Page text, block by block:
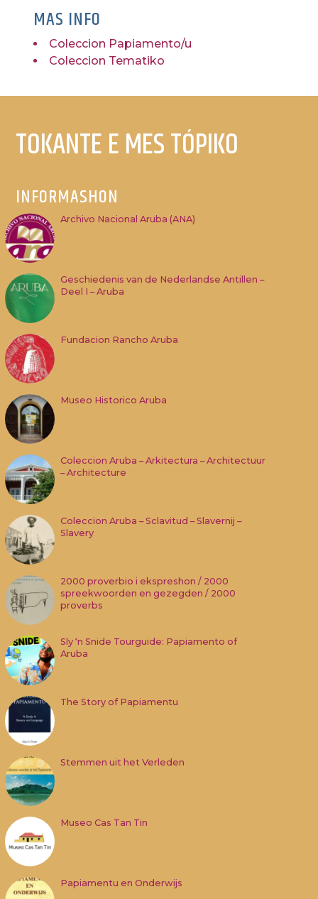
MAS INFO
Coleccion Papiamento/u
Coleccion Tematiko
TOKANTE E MES TÓPIKO
INFORMASHON
Archivo Nacional Aruba (ANA)
Geschiedenis van de Nederlandse Antillen –
Deel I – Aruba
Fundacion Rancho Aruba
Museo Historico Aruba
Coleccion Aruba – Arkitectura – Architectuur
– Architecture
Coleccion Aruba – Sclavitud – Slavernij –
Slavery
2000 proverbio i ekspreshon / 2000
spreekwoorden en gezegden / 2000
proverbs
Sly ‘n Snide Tourguide: Papiamento of
Aruba
The Story of Papiamentu
Stemmen uit het Verleden
Museo Cas Tan Tin
Papiamentu en Onderwijs